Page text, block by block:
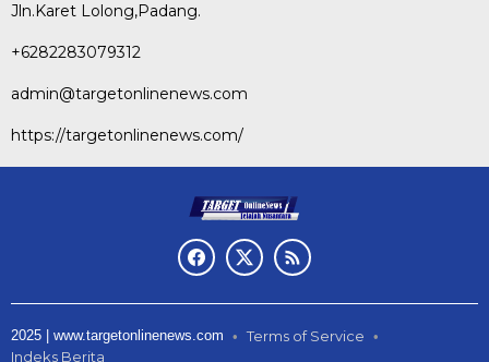
Jln.Karet Lolong,Padang.
+6282283079312
admin@targetonlinenews.com
https://targetonlinenews.com/
2025 | www.targetonlinenews.com
Terms of Service
Indeks Berita